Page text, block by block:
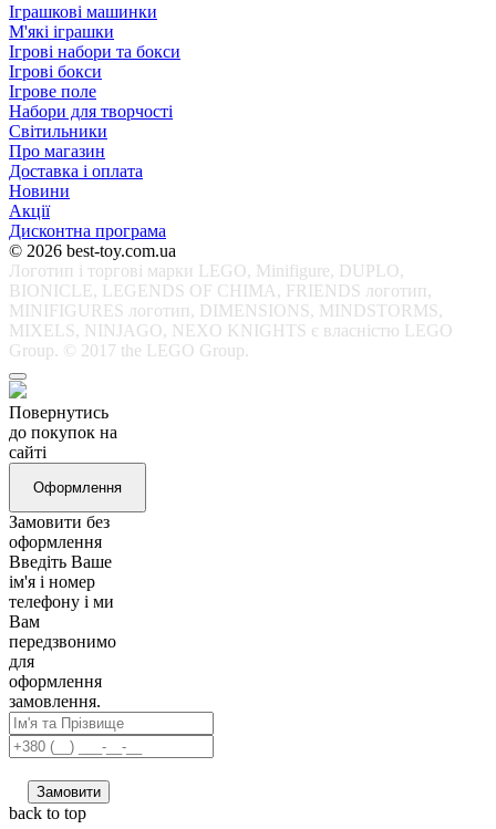
Іграшкові машинки
М'які іграшки
Ігрові набори та бокси
Ігрові бокси
Ігрове поле
Набори для творчості
Світильники
Про магазин
Доставка і оплата
Новини
Акції
Дисконтна програма
© 2026 best-toy.com.ua
Логотип і торгові марки LEGO, Minifigure, DUPLO,
BIONICLE, LEGENDS OF CHIMA, FRIENDS логотип,
MINIFIGURES логотип, DIMENSIONS, MINDSTORMS,
MIXELS, NINJAGO, NEXO KNIGHTS є власністю LEGO
Group. © 2017 the LEGO Group.
Повернутись
до покупок на
сайті
Оформлення
Замовити без
оформлення
Введіть Ваше
ім'я і номер
телефону і ми
Вам
передзвонимо
для
оформлення
замовлення.
Замовити
back to top